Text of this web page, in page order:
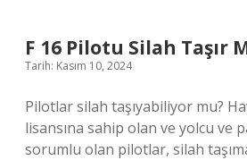
F 16 Pilotu Silah Taşır
Tarih: Kasım 10, 2024
Pilotlar silah taşıyabiliyor mu?
lisansına sahip olan ve yolcu ve
sorumlu olan pilotlar, silah